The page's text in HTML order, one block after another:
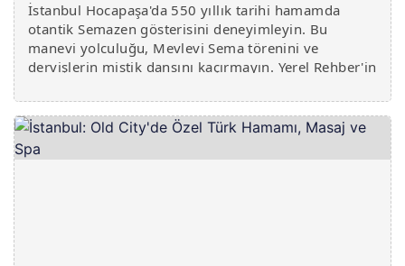
İstanbul Hocapaşa'da 550 yıllık tarihi hamamda
otantik Semazen gösterisini deneyimleyin. Bu
manevi yolculuğu, Mevlevi Sema törenini ve
dervişlerin mistik dansını kaçırmayın. Yerel Rehber'in